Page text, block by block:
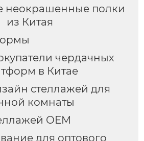
неокрашенные полки
из Китая
чердачных
в Китае
стеллажей для
комнаты
OEM
для оптового